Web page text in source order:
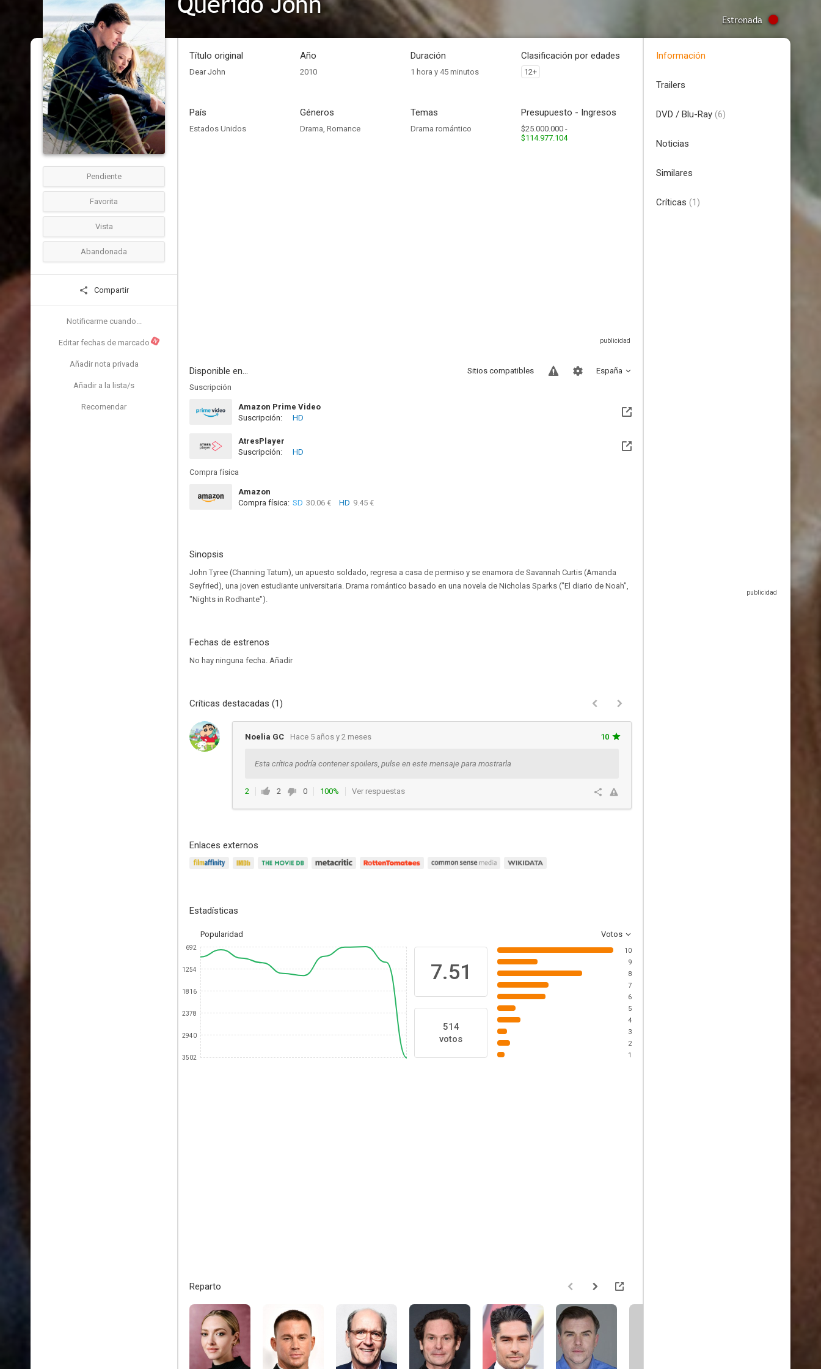
Estrenada
Pendiente
Favorita
Vista
Abandonada
Compartir
Notificarme cuando...
Editar fechas de marcado N
Añadir nota privada
Añadir a la lista/s
Recomendar
Título original
Dear John
Año
2010
Duración
1 hora y 45 minutos
Clasificación por edades
12+
País
Estados Unidos
Géneros
Drama, Romance
Temas
Drama romántico
Presupuesto - Ingresos
$25.000.000 -
$114.977.104
Disponible en... España
Sitios compatibles
Suscripción
Amazon Prime Video
Suscripción:
HD
AtresPlayer
Suscripción:
HD
Compra física
Amazon
Compra física: SD 30.06 € HD 9.45 €
Sinopsis
John Tyree (Channing Tatum), un apuesto soldado, regresa a casa de permiso y se enamora de Savannah Curtis (Amanda
Seyfried), una joven estudiante universitaria. Drama romántico basado en una novela de Nicholas Sparks ("El diario de Noah",
"Nights in Rodhante").
Fechas de estrenos
No hay ninguna fecha. Añadir
Críticas destacadas (1)
Noelia GC Hace 5 años y 2 meses 10
Esta crítica podría contener spoilers, pulse en este mensaje para mostrarla
2 2 0 100% Ver respuestas
Enlaces externos
Estadísticas
Popularidad Votos
692
1254
1816
2378
2940
3502
7.51
514
votos
10
9
8
7
6
5
4
3
2
1
Reparto
Información
Trailers
DVD / Blu-Ray (6)
Noticias
Similares
Críticas (1)